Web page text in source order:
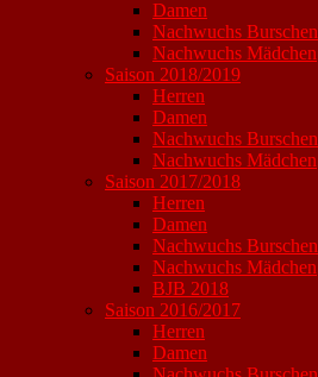
Damen
Nachwuchs Burschen
Nachwuchs Mädchen
Saison 2018/2019
Herren
Damen
Nachwuchs Burschen
Nachwuchs Mädchen
Saison 2017/2018
Herren
Damen
Nachwuchs Burschen
Nachwuchs Mädchen
BJB 2018
Saison 2016/2017
Herren
Damen